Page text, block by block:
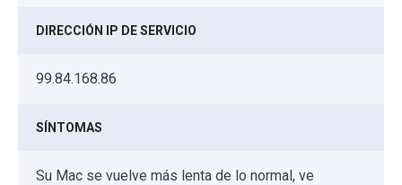
DIRECCIÓN IP DE SERVICIO
99.84.168.86
SÍNTOMAS
Su Mac se vuelve más lenta de lo normal, ve